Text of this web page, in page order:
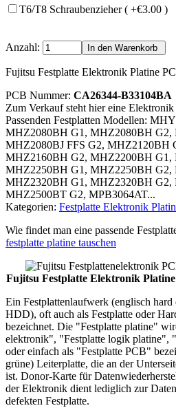
T6/T8 Schraubenzieher ( +€3.00 )
Anzahl:
Fujitsu Festplatte Elektronik Platine
PCB Nummer: CA26344-B33104BA
Zum Verkauf steht hier eine
Passenden Festplatten Modellen:
MHZ2080BH G1, MHZ2080BH
MHZ2080BJ FFS G2, MHZ2120BH
MHZ2160BH G2, MHZ2200BH G1,
MHZ2250BH G1, MHZ2250BH G2,
MHZ2320BH G1, MHZ2320BH G2,
MHZ2500BT G2, MPB3064AT...
Kategorien: Festplatte Elektronik
Wie findet man eine passende
festplatte platine tauschen
Fujitsu Festplatte Elektronik
Ein Festplattenlaufwerk (englisch
HDD), oft auch als Festplatte oder
bezeichnet. Die "Festplatte platine"
elektronik", "Festplatte logik platine",
oder einfach als "Festplatte PCB"
grüne) Leiterplatte, die an der
ist. Donor-Karte für
der Elektronik dient lediglich zur
defekten Festplatte.